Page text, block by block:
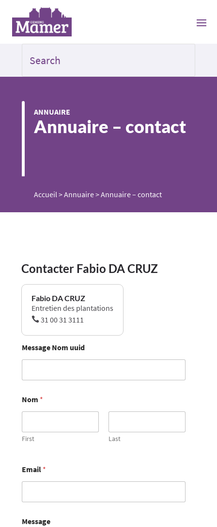
ANNUAIRE
Annuaire – contact
Accueil>Annuaire>Annuaire – contact
Contacter Fabio DA CRUZ
Fabio DA CRUZ
Entretien des plantations
31 00 31 3111
Message Nom uuid
Nom *
First Last
Email *
Message